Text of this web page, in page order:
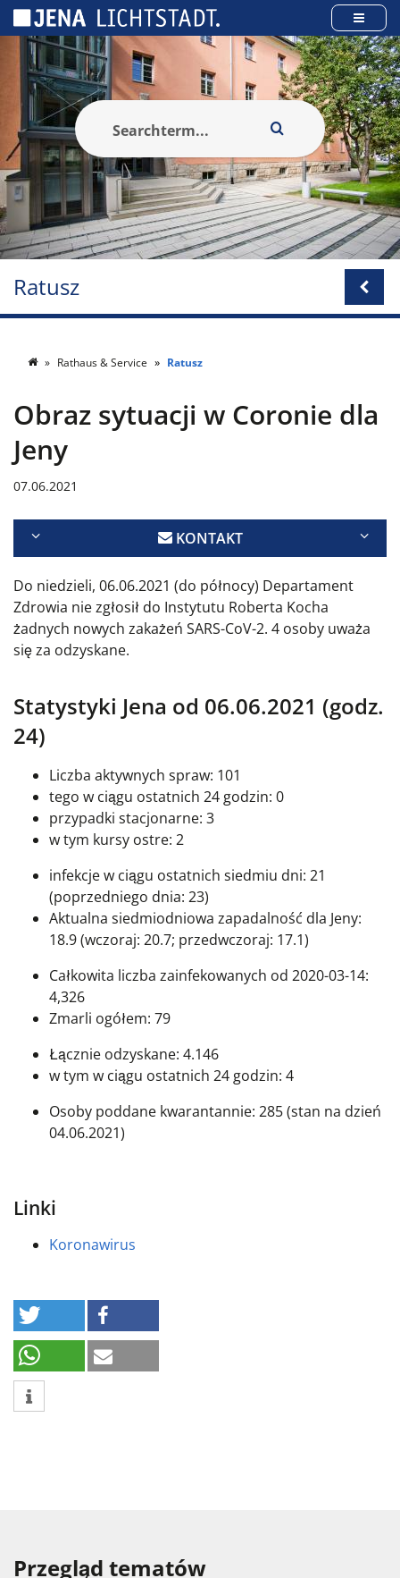
Ratusz
Rathaus & Service Ratusz
Obraz sytuacji w Coronie dla
Jeny
07.06.2021
KONTAKT
Do niedzieli, 06.06.2021 (do północy) Departament
Zdrowia nie zgłosił do Instytutu Roberta Kocha
żadnych nowych zakażeń SARS-CoV-2. 4 osoby uważa
się za odzyskane.
Statystyki Jena od 06.06.2021 (godz.
24)
Liczba aktywnych spraw: 101
tego w ciągu ostatnich 24 godzin: 0
przypadki stacjonarne: 3
w tym kursy ostre: 2
infekcje w ciągu ostatnich siedmiu dni: 21
(poprzedniego dnia: 23)
Aktualna siedmiodniowa zapadalność dla Jeny:
18.9 (wczoraj: 20.7; przedwczoraj: 17.1)
Całkowita liczba zainfekowanych od 2020-03-14:
4,326
Zmarli ogółem: 79
Łącznie odzyskane: 4.146
w tym w ciągu ostatnich 24 godzin: 4
Osoby poddane kwarantannie: 285 (stan na dzień
04.06.2021)
Linki
Koronawirus
Przegląd tematów
Panel zarządzania plikami cookies